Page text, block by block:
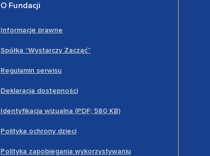
O Fundacji
Informacje prawne
Spółka “Wystarczy Zacząć”
Regulamin serwisu
Deklaracja dostępności
Identyfikacja wizualna (PDF; 580 KB)
Polityka ochrony dzieci
Polityka zapobiegania wykorzystywaniu